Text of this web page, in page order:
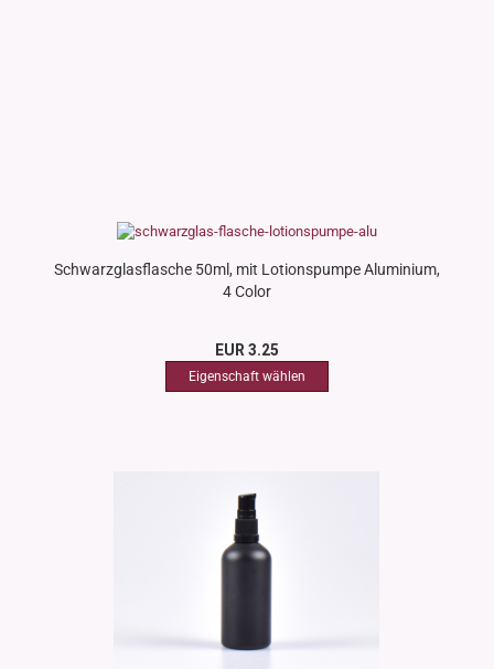
Schwarzglasflasche 50ml, mit Lotionspumpe Aluminium,
4 Color
EUR 3.25